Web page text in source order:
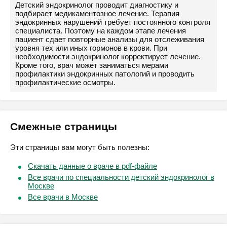
Детский эндокринолог проводит диагностику и
подбирает медикаментозное лечение. Терапия
эндокринных нарушений требует постоянного контроля
специалиста. Поэтому на каждом этапе лечения
пациент сдает повторные анализы для отслеживания
уровня тех или иных гормонов в крови. При
необходимости эндокринолог корректирует лечение.
Кроме того, врач может заниматься мерами
профилактики эндокринных патологий и проводить
профилактические осмотры.
Смежные страницы
Эти страницы вам могут быть полезны:
Скачать данные о враче в pdf-файле
Все врачи по специальности детский эндокринолог в
Москве
Все врачи в Москве